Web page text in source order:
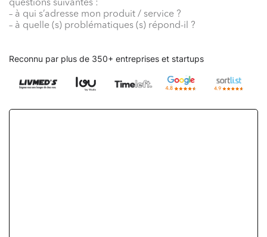
questions suivantes :
– à qui s’adresse mon produit / service ?
– à quelle (s) problématiques (s) répond-il ?
Reconnu par plus de 350+ entreprises et startups